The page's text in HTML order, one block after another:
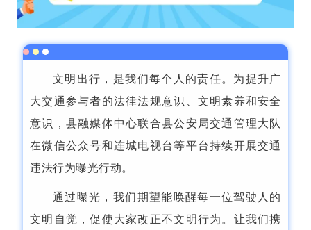
文明出行，是我们每个人的责任。为提升广
大交通参与者的法律法规意识、文明素养和安全
意识，县融媒体中心联合县公安局交通管理大队
在微信公众号和连城电视台等平台持续开展交通
违法行为曝光行动。
通过曝光，我们期望能唤醒每一位驾驶人的
文明自觉，促使大家改正不文明行为。让我们携